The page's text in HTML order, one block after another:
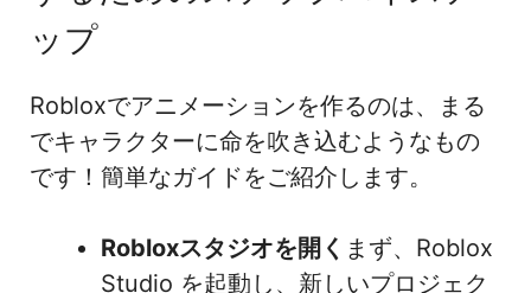
ップ
Robloxでアニメーションを作るのは、まる
でキャラクターに命を吹き込むようなもの
です！簡単なガイドをご紹介します。
Robloxスタジオを開く まず、Roblox
Studio を起動し、新しいプロジェク